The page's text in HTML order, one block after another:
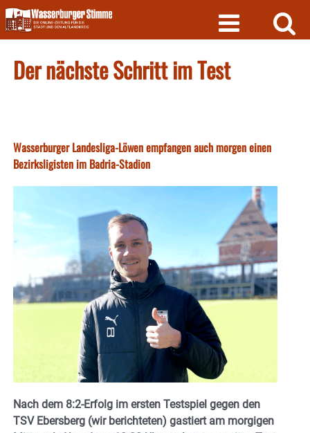
Skip
to
content
Der nächste Schritt im Test
Wasserburger Landesliga-Löwen empfangen auch morgen einen
Bezirksligisten im Badria-Stadion
Nach dem 8:2-Erfolg im ersten Testspiel gegen den
TSV Ebersberg (wir berichteten) gastiert am morgigen